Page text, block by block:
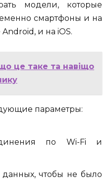
модели, которые
смартфоны и на
и на iOS.
це таке та навіщо
параметры:
по Wi-Fi и
чтобы не было